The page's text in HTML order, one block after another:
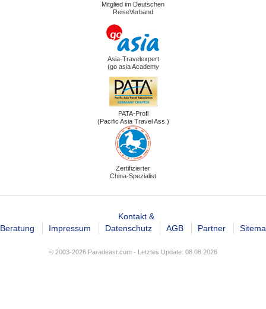
Mitglied im Deutschen
ReiseVerband
Asia-Travelexpert
(go asia Academy
PATA-Profi
(Pacific Asia Travel Ass.)
Zertifizierter
China-Spezialist
Kontakt &
Beratung
Impressum Datenschutz AGB Partner
© 2003-2026 Paradeast.com - Letztes Update: 08.08.2026